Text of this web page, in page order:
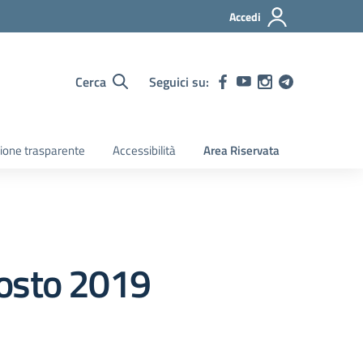
Accedi
Cerca Seguici su:
trasparente Accessibilità Area Riservata
2019